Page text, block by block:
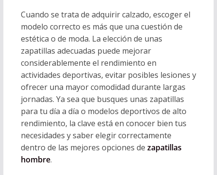
Cuando se trata de adquirir calzado, escoger el
modelo correcto es más que una cuestión de
estética o de moda. La elección de unas
zapatillas adecuadas puede mejorar
considerablemente el rendimiento en
actividades deportivas, evitar posibles lesiones y
ofrecer una mayor comodidad durante largas
jornadas. Ya sea que busques unas zapatillas
para tu día a día o modelos deportivos de alto
rendimiento, la clave está en conocer bien tus
necesidades y saber elegir correctamente
dentro de las mejores opciones de zapatillas
hombre.